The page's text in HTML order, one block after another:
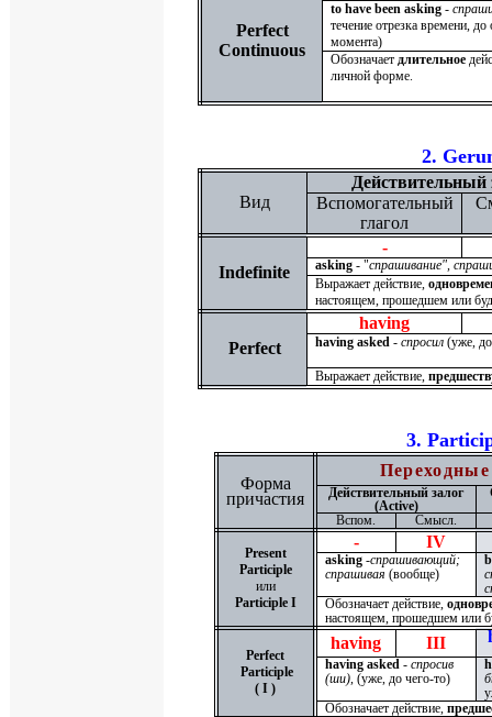
Perfect
Continuous
to have been asking -
течение отрезка времени, до
момента)
Обозначаетдлительное
личной форме.
2.
Вид
Действительный
Вспомогательный
глагол
Indefinite
-
asking - "спрашивание",
Выражает действие,
настоящем, прошедшем или
Perfect
having
having asked -спросил (уже,
Выражает действие,
3.
Форма
причастия
Действительный залог
(Active)
Вспом.
Смысл.
Present
Participle
или
Participle I
- IV
asking -спрашивающий;
спрашивая (вообще)
Обозначает действие,
настоящем, прошедшем или
Perfect
Participle
( I )
having III
having asked- спросив
(ши), (уже, до чего-то)
Обозначает действие,